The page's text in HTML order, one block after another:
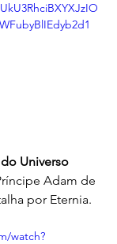
Universo
Adam de
por Eternia.
watch?